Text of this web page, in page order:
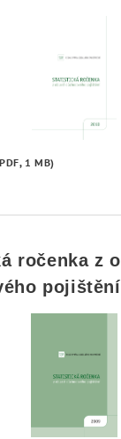
1 MB)
ročenka z